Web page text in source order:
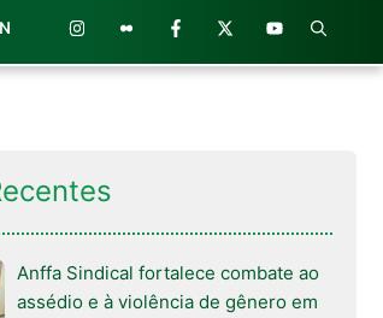
Anffa Sindical fortalece combate ao
assédio e à violência de gênero em